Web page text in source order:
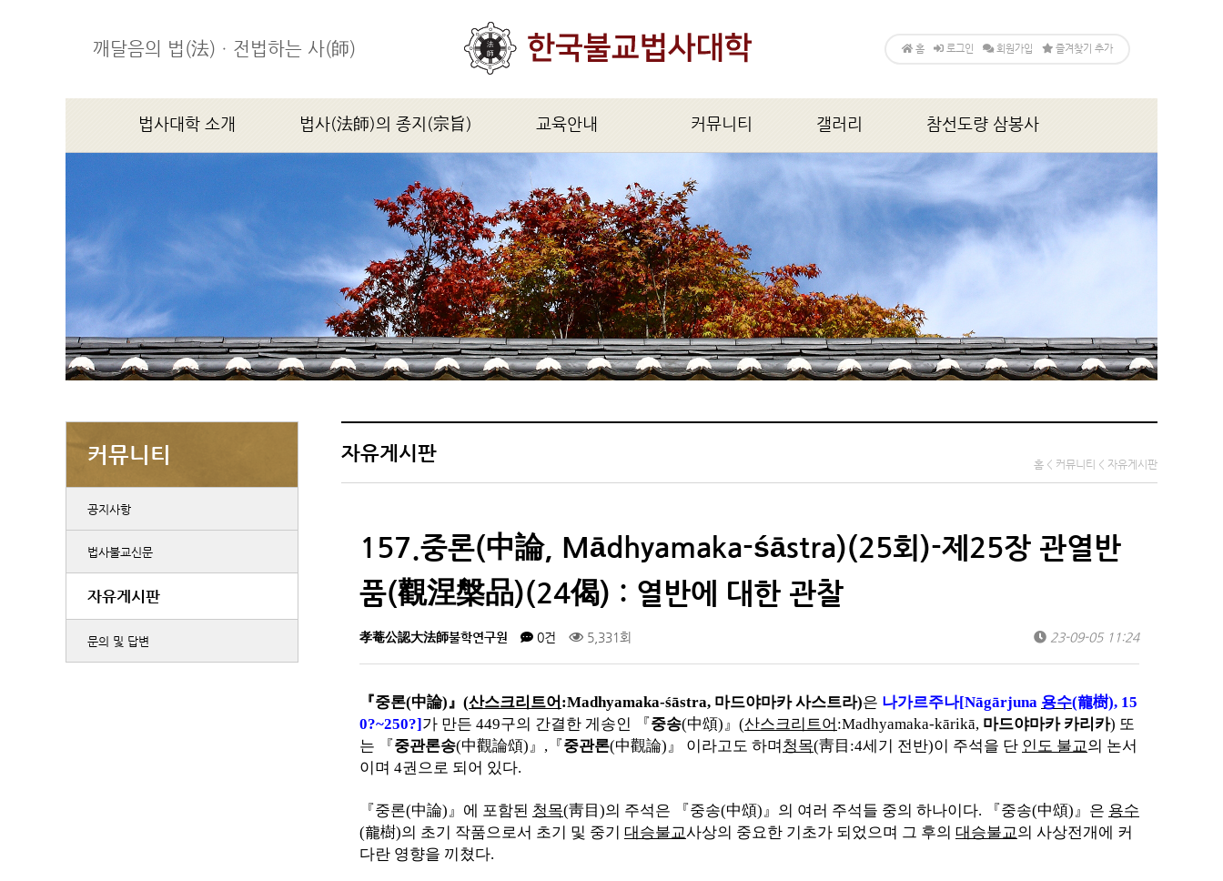
깨달음의 법(法)ㆍ전법하는 사(師) 홈 로그인 회원가입 즐겨찾기 추가
법사대학 소개
찾아오시는 길
법사(法師)의 종지(宗旨) 교육안내
법사과정(1년)
대법사과정(2년)
불학연구원과정(5년)
불교석학과정(2년)
불교의식과정(특별과정)
커뮤니티
법사불교신문
자유게시판
문의 및 답변
갤러리 참선도량 삼봉사
소개
법회,행사안내
게시판
커뮤니티
공지사항
법사불교신문
자유게시판
문의 및 답변
자유게시판 홈 < 커뮤니티 < 자유게시판
157.중론(中論, Mādhyamaka-śāstra)(25회)-제25장 관열반
품(觀涅槃品)(24偈) : 열반에 대한 관찰
孝菴公認大法師불학연구원 0건 5,331회 23-09-05 11:24
『중론(中論)』 (산스크리트어 :Madhyamaka-śāstra, 마드야마카 사스트라)은 나가르주나[Nāgārjuna 용수(龍樹), 15
0?~250?]가 만든 449구의 간결한 게송인 『중송(中頌)』 (산스크리트어 :Madhyamaka-kārikā, 마드야마카 카리카) 또
는
『중관론송(中觀論頌)』 , 『중관론(中觀論)』 이라고도 하며 청목(靑目 :4세기 전반)이 주석을 단 인도 불교의 논서
이며 4권으로 되어 있다.
『중론(中論)』 에 포함된 청목(靑目)의 주석은 『중송(中頌)』 의 여러 주석들 중의 하나이다. 『중송(中頌)』 은 용수
(龍樹)의 초기 작품으로서 초기 및 중기 대승불교사상의 중요한 기초가 되었으며 그 후의 대승불교의 사상전개에 커
다란 영향을 끼쳤다.